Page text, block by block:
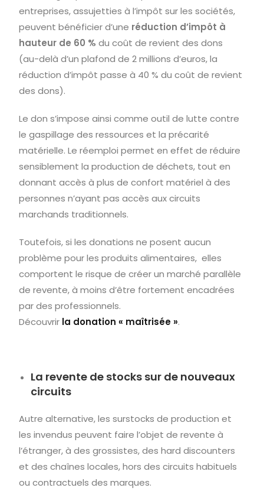
entreprises, assujetties à l’impôt sur les sociétés,
peuvent bénéficier d’une réduction d’impôt à
hauteur de 60 %du coût de revient des dons
(au-delà d’un plafond de 2 millions d’euros, la
réduction d’impôt passe à 40 % du coût de revient
des dons).
Le don s’impose ainsi comme outil de lutte contre
le gaspillage des ressources et la précarité
matérielle. Le réemploi permet en effet de réduire
sensiblement la production de déchets, tout en
donnant accès à plus de confort matériel à des
personnes n’ayant pas accès aux circuits
marchands traditionnels.
Toutefois, si les donations ne posent aucun
problème pour les produits alimentaires, elles
comportent le risque de créer un marché parallèle
de revente, à moins d’être fortement encadrées
par des professionnels.
Découvrir la donation « maîtrisée ».
La revente de stocks sur de nouveaux
circuits
Autre alternative, les surstocks de production et
les invendus peuvent faire l’objet de revente à
l’étranger, à des grossistes, des hard discounters
et des chaînes locales, hors des circuits habituels
ou contractuels des marques.